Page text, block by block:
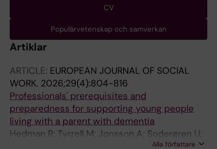
CV
Populärvetenskap och samverkan
Artiklar
ARTICLE: EUROPEAN JOURNAL OF SOCIAL
WORK. 2026;29(4):804-816
Professionals' prerequisites and
preparedness for supporting young people
living with a parent with dementia
Hedman R; Tyrrell M; Jonsson A; Sodergren U;
Alla författare